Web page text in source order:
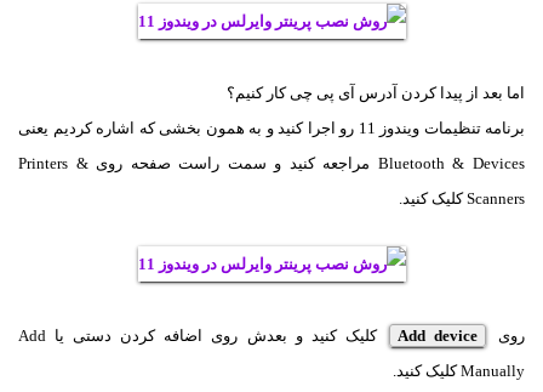
اما بعد از پیدا کردن آدرس آی پی چی کار کنیم؟
برنامه تنظیمات ویندوز 11 رو اجرا کنید و به همون بخشی که اشاره کردیم یعنی
Bluetooth & Devices مراجعه کنید و سمت راست صفحه روی Printers &
Scanners کلیک کنید.
روی Add device
کلیک کنید و بعدش روی اضافه کردن دستی یا Add
Manually کلیک کنید.